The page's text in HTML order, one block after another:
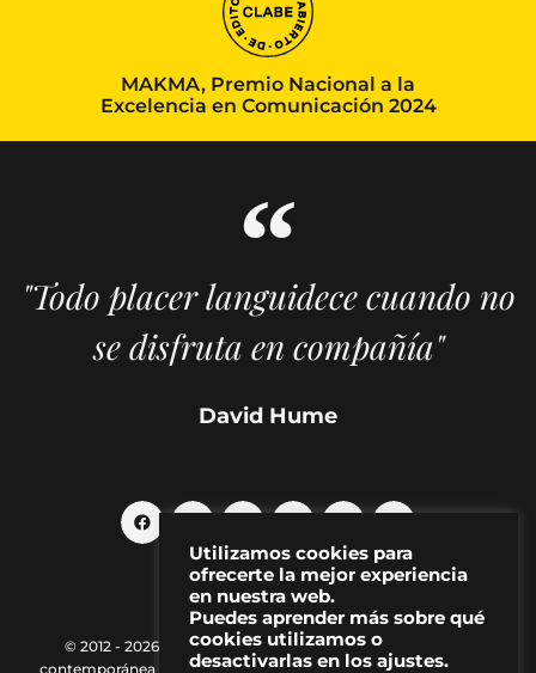
MAKMA, Premio Nacional a la
Excelencia en Comunicación 2024
"Todo placer languidece cuando no
se disfruta en compañía"
David Hume
© 2012 - 2026 MAKMA | Revista de artes visuales y cultura
contemporánea |
Política de Privacidad| Aviso Legal|Contacto
Utilizamos cookies para
ofrecerte la mejor experiencia
en nuestra web.
Puedes aprender más sobre qué
cookies utilizamos o
desactivarlas en los ajustes.